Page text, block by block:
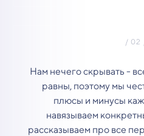
Нам нечего скрывать -
равны, поэтому мы
плюсы и минусы
навязываем
рассказываем про все